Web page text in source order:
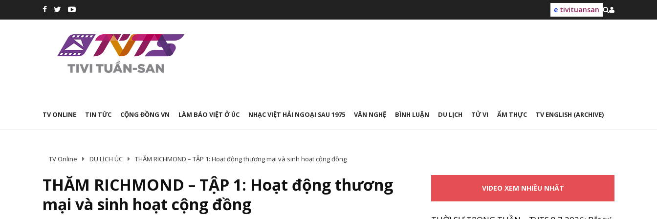
e tivituansan
TV ONLINE TIN TỨC CỘNG ĐỒNG VN LÀM BÁO VIỆT Ở ÚC NHẠC VIỆT HẢI NGOẠI SAU 1975 VĂN NGHỆ BÌNH LUẬN DU LỊCH TỬ VI ẨM THỰC TV ENGLISH (ARCHIVE)
TV Online DU LỊCH ÚC THĂM RICHMOND – TẬP 1: Hoạt động thương mại và sinh hoạt cộng đồng
THĂM RICHMOND – TẬP 1: Hoạt động thương
mại và sinh hoạt cộng đồng
VIDEO XEM NHIỀU NHẤT